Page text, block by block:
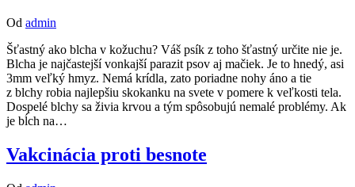
Od admin
Šťastný ako blcha v kožuchu? Váš psík z toho šťastný určite nie je.
Blcha je najčastejší vonkajší parazit psov aj mačiek. Je to hnedý, asi
3mm veľký hmyz. Nemá krídla, zato poriadne nohy áno a tie
z blchy robia najlepšiu skokanku na svete v pomere k veľkosti tela.
Dospelé blchy sa živia krvou a tým spôsobujú nemalé problémy. Ak
je bĺch na…
Vakcinácia proti besnote